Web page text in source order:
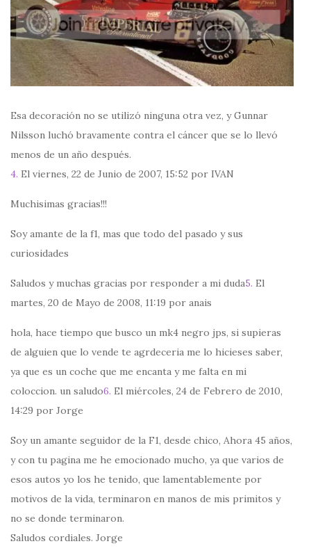
Esa decoración no se utilizó ninguna otra vez, y Gunnar
Nilsson luchó bravamente contra el cáncer que se lo llevó
menos de un año después.
4. El viernes, 22 de Junio de 2007, 15:52 por IVAN
Muchisimas gracias!!!
Soy amante de la f1, mas que todo del pasado y sus
curiosidades
Saludos y muchas gracias por responder a mi duda5. El
martes, 20 de Mayo de 2008, 11:19 por anais
hola, hace tiempo que busco un mk4 negro jps, si supieras
de alguien que lo vende te agrdeceria me lo hicieses saber,
ya que es un coche que me encanta y me falta en mi
coloccion. un saludo6. El miércoles, 24 de Febrero de 2010,
14:29 por Jorge
Soy un amante seguidor de la F1, desde chico, Ahora 45 años,
y con tu pagina me he emocionado mucho, ya que varios de
esos autos yo los he tenido, que lamentablemente por
motivos de la vida, terminaron en manos de mis primitos y
no se donde terminaron.
Saludos cordiales. Jorge